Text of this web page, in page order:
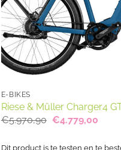
E-BIKES
Riese & Müller Charger4
€5.970,90 Oorspronkelijke
prijs
€5.970,90.
€4.779,00
Dit product is te testen en te